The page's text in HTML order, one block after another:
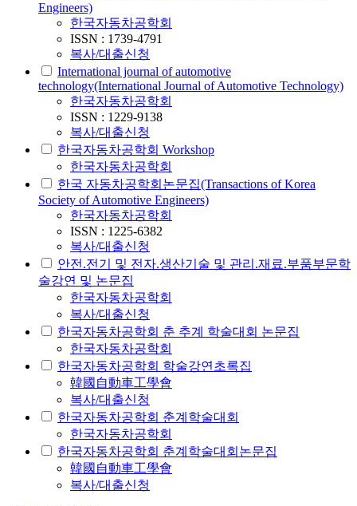
Engineers)
한국자동차공학회
ISSN : 1739-4791
복사/대출신청
International journal of automotive
technology(International Journal of Automotive Technology)
한국자동차공학회
ISSN : 1229-9138
복사/대출신청
한국자동차공학회 Workshop
한국자동차공학회
한국 자동차공학회논문집(Transactions of Korea
Society of Automotive Engineers)
한국자동차공학회
ISSN : 1225-6382
복사/대출신청
안전.전기 및 전자.생산기술 및 관리.재료.부품부문학
술강연 및 논문집
한국자동차공학회
복사/대출신청
한국자동차공학회 춘 추계 학술대회 논문집
한국자동차공학회
한국자동차공학회 학술강연초록집
韓國自動車工學會
복사/대출신청
한국자동차공학회 춘계학술대회
한국자동차공학회
한국자동차공학회 춘계학술대회논문집
韓國自動車工學會
복사/대출신청